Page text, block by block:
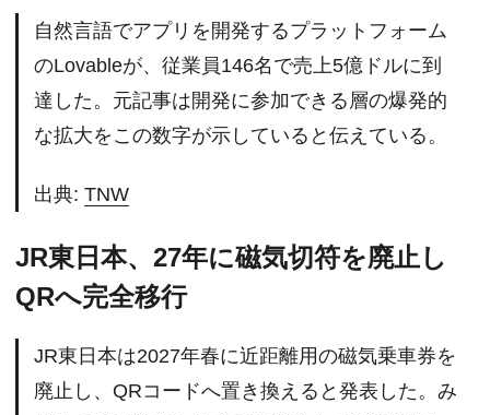
自然言語でアプリを開発するプラットフォーム
のLovableが、従業員146名で売上5億ドルに到
達した。元記事は開発に参加できる層の爆発的
な拡大をこの数字が示していると伝えている。
出典: TNW
JR東日本、27年に磁気切符を廃止し
QRへ完全移行
JR東日本は2027年春に近距離用の磁気乗車券を
廃止し、QRコードへ置き換えると発表した。み